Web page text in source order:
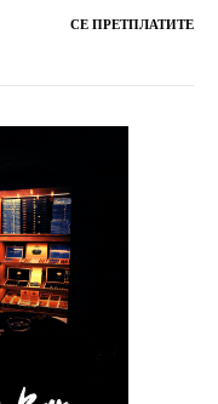
СЕ ПРЕТПЛАТИТЕ